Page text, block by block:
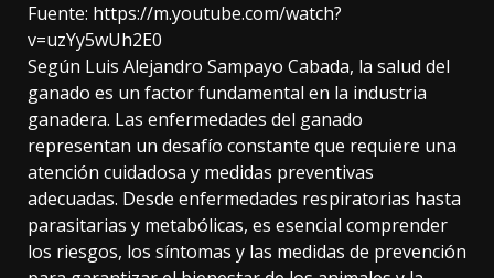
Fuente: https://m.youtube.com/watch?
v=uzYy5wUh2E0
Según Luis Alejandro Sampayo Cabada, la salud del
ganado es un factor fundamental en la industria
ganadera. Las enfermedades del ganado
representan un desafío constante que requiere una
atención cuidadosa y medidas preventivas
adecuadas. Desde enfermedades respiratorias hasta
parasitarias y metabólicas, es esencial comprender
los riesgos, los síntomas y las medidas de prevención